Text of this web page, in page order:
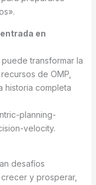
en
transformar la
de OMP,
historia completa
planning-
velocity.
desafíos
y prosperar,